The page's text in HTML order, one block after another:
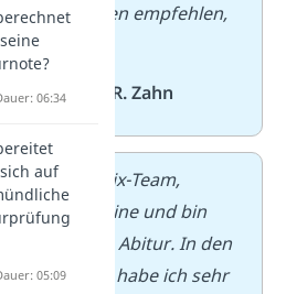
Leuten empfehlen,
super Arbeit!
vonNiklas R. Zahn
LiebesStudyflix-Team,
Ich heiße Pauline und bin
momentan im Abitur. In den
Jahren habe ich sehr
06:34
auf
05:09